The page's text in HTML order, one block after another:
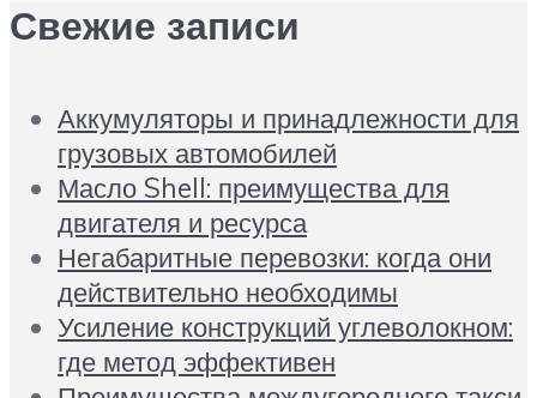
Свежие записи
Аккумуляторы и принадлежности для
грузовых автомобилей
Масло Shell: преимущества для
двигателя и ресурса
Негабаритные перевозки: когда они
действительно необходимы
Усиление конструкций углеволокном:
где метод эффективен